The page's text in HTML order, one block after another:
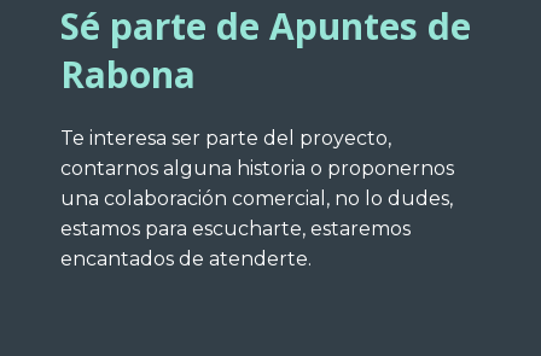
Sé parte de Apuntes de
Rabona
Te interesa ser parte del proyecto,
contarnos alguna historia o proponernos
una colaboración comercial, no lo dudes,
estamos para escucharte, estaremos
encantados de atenderte.